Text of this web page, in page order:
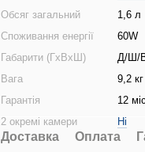
Обсяг загальний
1,6 л
Споживання енергії
60W
Габарити (ГхВхШ)
Д/Ш/В
Вага
9,2 кг
Гарантія
12 міс
2 окремі камери
Ні
Доставка Оплата